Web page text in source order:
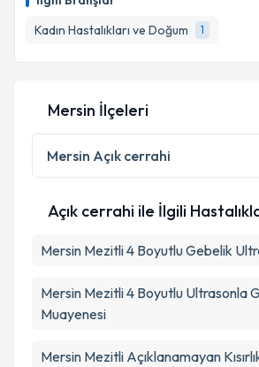
Kadın Hastalıkları ve Doğum
1
Mersin İlçeleri
Mersin Açık cerrahi
Açık cerrahi ile İlgili
Mersin Mezitli 4 Boyutlu Gebelik
Mersin Mezitli 4 Boyutlu Ultrasonla
Muayenesi
Mersin Mezitli Açıklanamayan